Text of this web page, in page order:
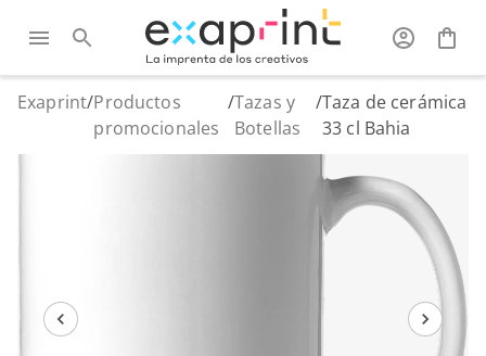
Exaprint/Productos
promocionales
/Tazas y
Botellas
/Taza de cerámica
33 cl Bahia